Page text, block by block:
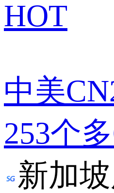
HOT
中美
253个
新加